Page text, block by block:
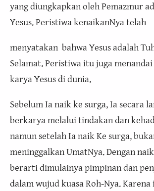
yang diungkapkan oleh Pemazmur
Yesus. Peristiwa kenaikanNya telah
menyatakan bahwa Yesus adalah
Selamat. Peristiwa itu juga menandai
karya Yesus di dunia.
Sebelum Ia naik ke surga, Ia secara
berkarya melalui tindakan dan
namun setelah Ia naik Ke surga,
meninggalkan UmatNya. Dengan
berarti dimulainya pimpinan dan
dalam wujud kuasa Roh-Nya.